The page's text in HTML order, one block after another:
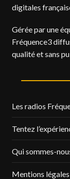
digitales
Gérée par une
Fréquence3
qualité et sans
Les radios
Tentez
Qui sommes-
Mentions légales